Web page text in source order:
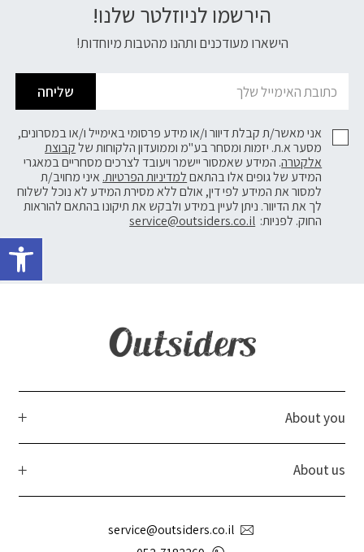
הירשמו לניוזלטר שלנו!
הישארו מעודכנים ותהנו מהטבות מיוחדות!
שליחה
אני מאשר/ת קבלת דיוור ו/או מידע פרסומי באימייל ו/או במסרונים,
מסער א.ת. יזמות ומסחר בע"מ וממועדון הלקוחות שלקבוצת
אלקטרה. המידע שאמסור יישמר ויעובד לצרכים מסחריים במאגרי
המידע של גופים אלו בהתאםלמדיניות הפרטיות. איני מחויב/ת
למסור את המידע לפי דין, אולם ללא מסירת המידע לא נוכל לשלוח
לך את הדיוור. ניתן לעיין במידע ולבקש את תיקונו בהתאם להוראות
החוק. לפניות: service@outsiders.co.il
About you
About us
service@outsiders.co.il